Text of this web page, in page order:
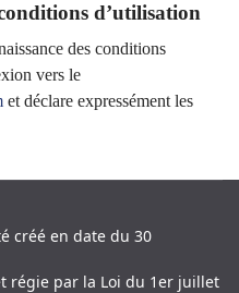
d’utilisation
des conditions
vers le
et déclare expressément les
créé en date du 30
régie par la Loi du 1er juillet